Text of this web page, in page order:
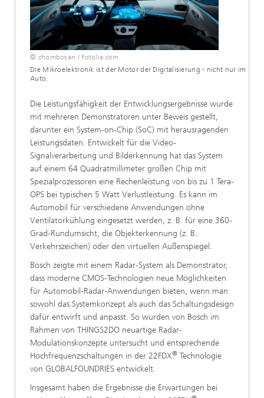
© chombosan / Fotolia.com
Die Mikroelektronik ist der Motor der Digitalisierung - nicht nur im
Auto.
Die Leistungsfähigkeit der Entwicklungsergebnisse wurde
mit mehreren Demonstratoren unter Beweis gestellt,
darunter ein System-on-Chip (SoC) mit herausragenden
Leistungsdaten. Entwickelt für die Video-
Signalverarbeitung und Bilderkennung hat das System
auf einem 64 Quadratmillimeter großen Chip mit
Spezialprozessoren eine Rechenleistung von bis zu 1 Tera-
OPS bei typischen 5 Watt Verlustleistung. Es kann im
Automobil für verschiedene Anwendungen ohne
Ventilatorkühlung eingesetzt werden, z. B. für eine 360-
Grad-Rundumsicht, die Objekterkennung (z. B.
Verkehrszeichen) oder den virtuellen Außenspiegel.
Bosch zeigte mit einem Radar-System als Demonstrator,
dass moderne CMOS-Technologien neue Möglichkeiten
für Automobil-Radar-Anwendungen bieten, wenn man
sowohl das Systemkonzept als auch das Schaltungsdesign
dafür entwirft und anpasst. So wurden von Bosch im
Rahmen von THINGS2DO neuartige Radar-
Modulationskonzepte untersucht und entsprechende
Hochfrequenzschaltungen in der 22FDX® Technologie
von GLOBALFOUNDRIES entwickelt.
Insgesamt haben die Ergebnisse die Erwartungen bei